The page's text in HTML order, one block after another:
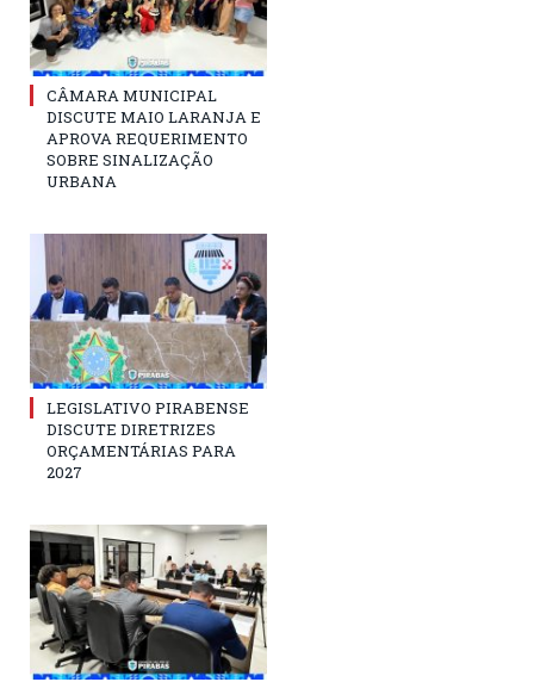
CÂMARA MUNICIPAL
DISCUTE MAIO LARANJA E
APROVA REQUERIMENTO
SOBRE SINALIZAÇÃO
URBANA
LEGISLATIVO PIRABENSE
DISCUTE DIRETRIZES
ORÇAMENTÁRIAS PARA
2027